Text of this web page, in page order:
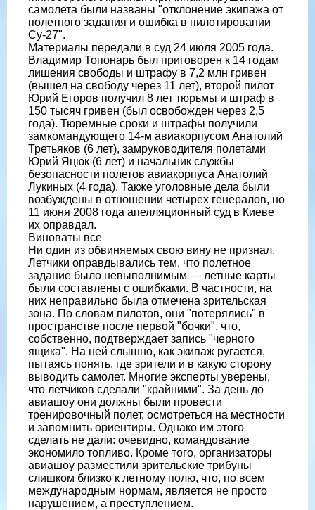
самолета были названы "отклонение экипажа от
полетного задания и ошибка в пилотировании
Су-27".
Материалы передали в суд 24 июля 2005 года.
Владимир Топонарь был приговорен к 14 годам
лишения свободы и штрафу в 7,2 млн гривен
(вышел на свободу через 11 лет), второй пилот
Юрий Егоров получил 8 лет тюрьмы и штраф в
150 тысяч гривен (был освобожден через 2,5
года). Тюремные сроки и штрафы получили
замкомандующего 14-м авиакорпусом Анатолий
Третьяков (6 лет), замруководителя полетами
Юрий Яцюк (6 лет) и начальник службы
безопасности полетов авиакорпуса Анатолий
Лукиных (4 года). Также уголовные дела были
возбуждены в отношении четырех генералов, но
11 июня 2008 года апелляционный суд в Киеве
их оправдал.
Виноваты все
Ни один из обвиняемых свою вину не признал.
Летчики оправдывались тем, что полетное
задание было невыполнимым — летные карты
были составлены с ошибками. В частности, на
них неправильно была отмечена зрительская
зона. По словам пилотов, они "потерялись" в
пространстве после первой "бочки", что,
собственно, подтверждает запись "черного
ящика". На ней слышно, как экипаж ругается,
пытаясь понять, где зрители и в какую сторону
выводить самолет. Многие эксперты уверены,
что летчиков сделали "крайними". За день до
авиашоу они должны были провести
тренировочный полет, осмотреться на местности
и запомнить ориентиры. Однако им этого
сделать не дали: очевидно, командование
экономило топливо. Кроме того, организаторы
авиашоу разместили зрительские трибуны
слишком близко к летному полю, что, по всем
международным нормам, является не просто
нарушением, а преступлением.